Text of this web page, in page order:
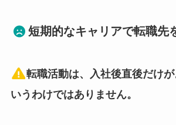
短期的なキャリアで転職先
転職活動は、入社後直後だけ
いうわけではありません。